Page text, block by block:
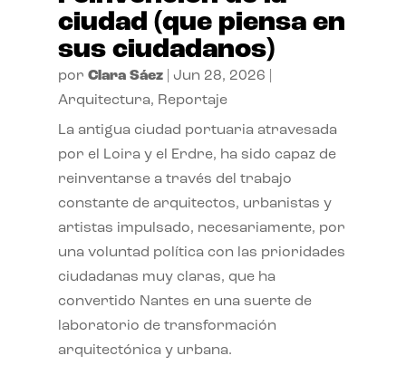
ciudad (que piensa en
sus ciudadanos)
por Clara Sáez| Jun 28, 2026
Arquitectura, Reportaje
La antigua ciudad portuaria atravesada
por el Loira y el Erdre, ha sido capaz de
reinventarse a través del trabajo
constante de arquitectos, urbanistas y
artistas impulsado, necesariamente, por
una voluntad política con las prioridades
ciudadanas muy claras, que ha
convertido Nantes en una suerte de
laboratorio de transformación
arquitectónica y urbana.